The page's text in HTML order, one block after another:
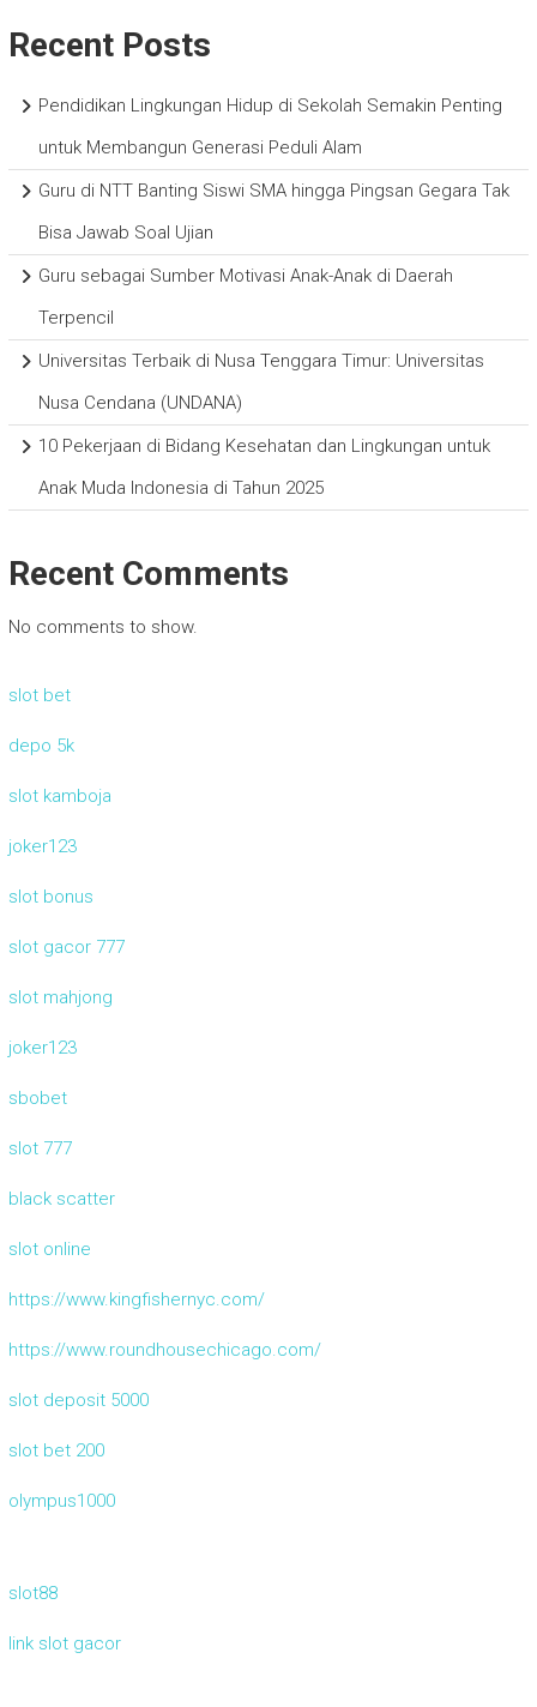
Recent Posts
Pendidikan Lingkungan Hidup di Sekolah Semakin Penting
untuk Membangun Generasi Peduli Alam
Guru di NTT Banting Siswi SMA hingga Pingsan Gegara Tak
Bisa Jawab Soal Ujian
Guru sebagai Sumber Motivasi Anak-Anak di Daerah
Terpencil
Universitas Terbaik di Nusa Tenggara Timur: Universitas
Nusa Cendana (UNDANA)
10 Pekerjaan di Bidang Kesehatan dan Lingkungan untuk
Anak Muda Indonesia di Tahun 2025
Recent Comments
No comments to show.
slot bet
depo 5k
slot kamboja
joker123
slot bonus
slot gacor 777
slot mahjong
joker123
sbobet
slot 777
black scatter
slot online
https://www.kingfishernyc.com/
https://www.roundhousechicago.com/
slot deposit 5000
slot bet 200
olympus1000
slot88
link slot gacor